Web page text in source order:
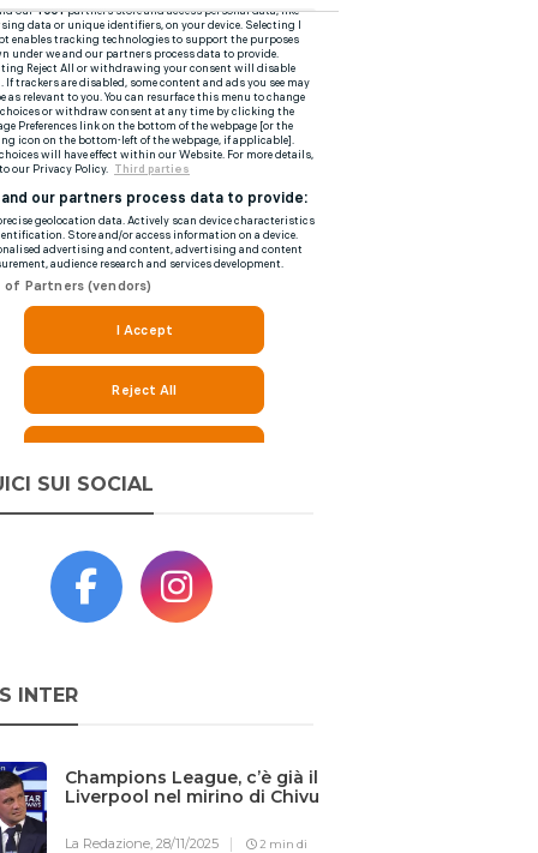
SUI SOCIAL
INTER
Champions League, c’è già il
Liverpool nel mirino di Chivu
La Redazione, 28/11/2025 2 min di